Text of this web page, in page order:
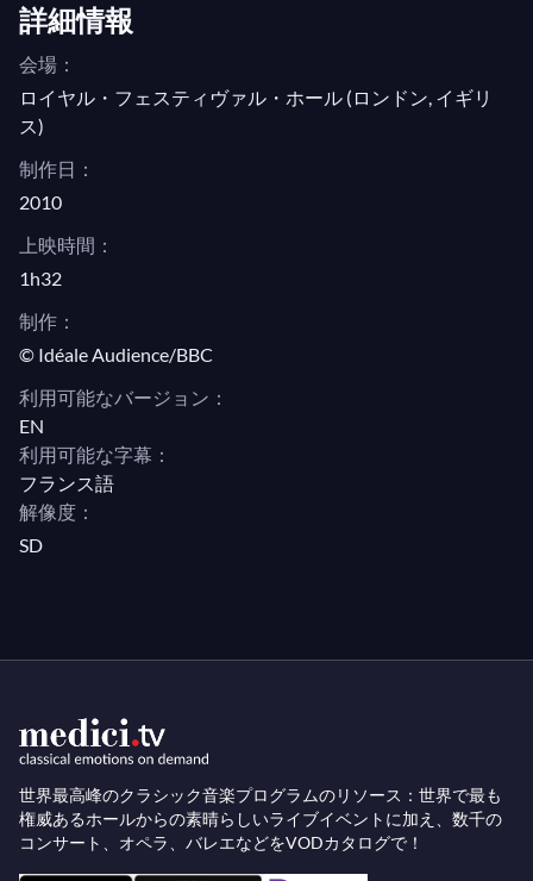
これほど自然なタッチでショパンを演奏できるピア
ニストはほとんどおらず、このコンサートはその証
明となっています！
このプログラムは、BBCアーカイブ（
Rubinstein plays Chopin
ー・クラクストン監督作品、および
Rubinstein speaks to Bernard Levin
アンソニー・ウィルキンソン監督作品）を使用して
制作されました。
写真：1970年のアルトゥール・ルービンシュタイ
ン © エヴァ・ルービンシュタイン
詳細情報
会場：
ロイヤル・フェスティヴァル・ホール (ロンドン, イギリ
ス)
制作日：
2010
上映時間：
1h32
制作：
© Idéale Audience/BBC
利用可能なバージョン：
EN
利用可能な字幕：
フランス語
解像度：
SD
世界最高峰のクラシック音楽プログラムのリソース：世界で最も
権威あるホールからの素晴らしいライブイベントに加え、数千の
コンサート、オペラ、バレエなどをVODカタログで！